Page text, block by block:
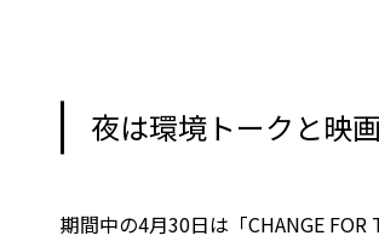
夜は環境トークと映
期間中の4月30日は「CHANGE FOR